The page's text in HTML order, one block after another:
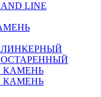
LINE
КАМЕНЬ
КАМЕНЬ